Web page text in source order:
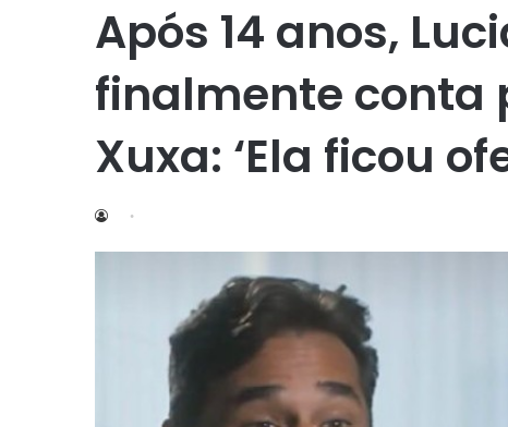
Após 14 anos,
finalmente conta
Xuxa: ‘Ela ficou